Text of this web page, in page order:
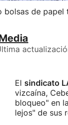
bolsas de
El sindicato
vizcaína,
bloqueo" en
lejos" de sus